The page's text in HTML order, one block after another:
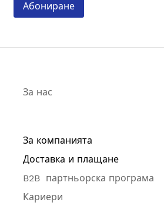
Абониране
За нас
За компанията
Доставка и плащане
B2B партньорска програма
Кариери